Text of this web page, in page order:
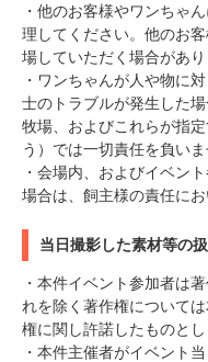
・他のお客様やワンちゃ
理してください。他のお
場していただく場合があり
・ワンちゃんが人や物に
士のトラブルが発生した
牧場、およびこれらが指
う）では一切責任を負いま
・会場内、およびイベン
場合は、飼主様の責任にお
当日撮影した素材等の
・本件イベント参加者は
れを除く著作権について
権に関し許諾したものとし
・本件主催者がイベント